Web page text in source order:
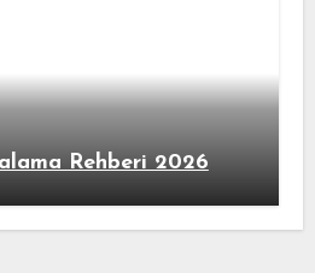
Rehberi 2026